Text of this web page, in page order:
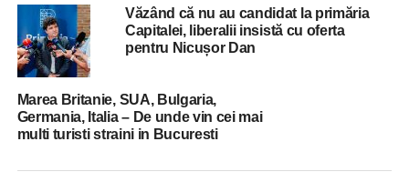
Văzând că nu au candidat la primăria
Capitalei, liberalii insistă cu oferta
pentru Nicușor Dan
Marea Britanie, SUA, Bulgaria,
Germania, Italia – De unde vin cei mai
multi turisti straini in Bucuresti